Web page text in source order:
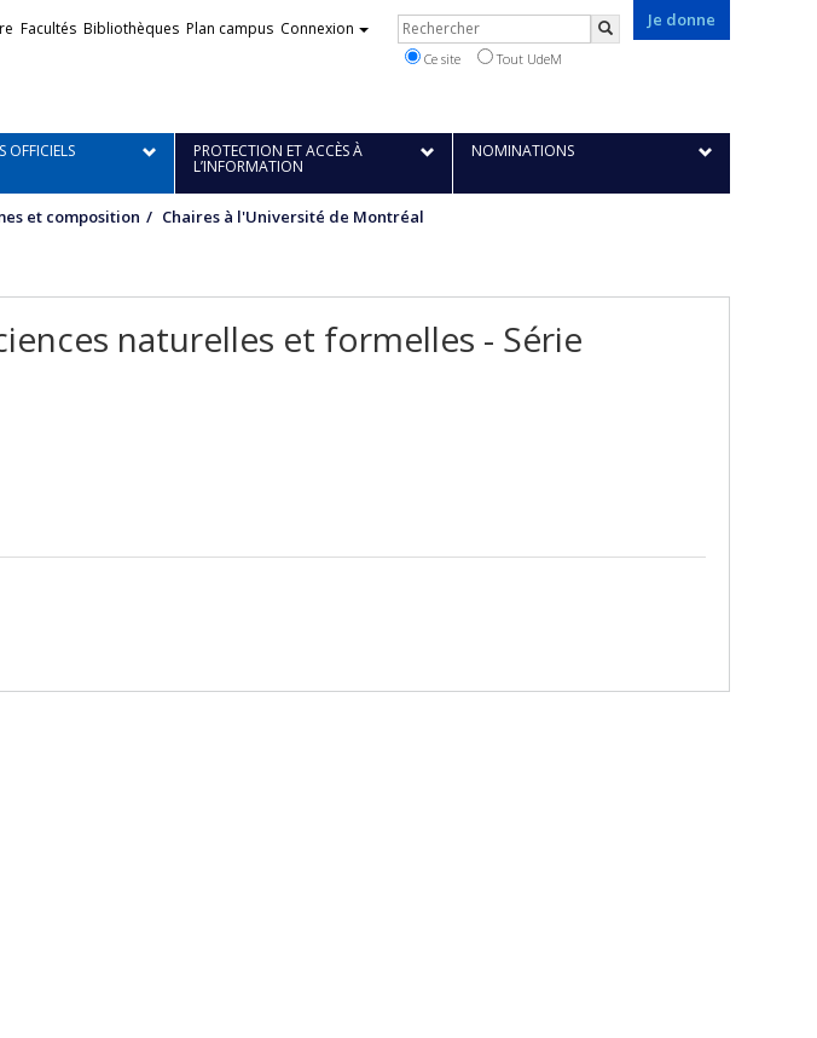
Je donne
Facultés Bibliothèques Plan campus Connexion Rechercher
Ce site Tout UdeM
OFFICIELS PROTECTION ET ACCÈS À
L’INFORMATION
NOMINATIONS
et composition
Chaires à l'Université de Montréal
naturelles et formelles - Série